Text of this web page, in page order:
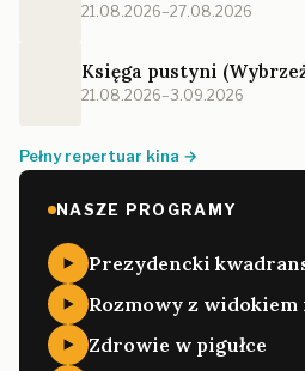
21.08.2026–27.08.2026
Księga pustyni
21.08.2026–3.09.2026
Pełny repertuar kina →
NASZE PROGRAMY
Prezydencki
Rozmowy z
Zdrowie w pigułce